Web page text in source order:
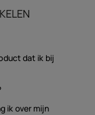
dat ik bij
ik over mijn